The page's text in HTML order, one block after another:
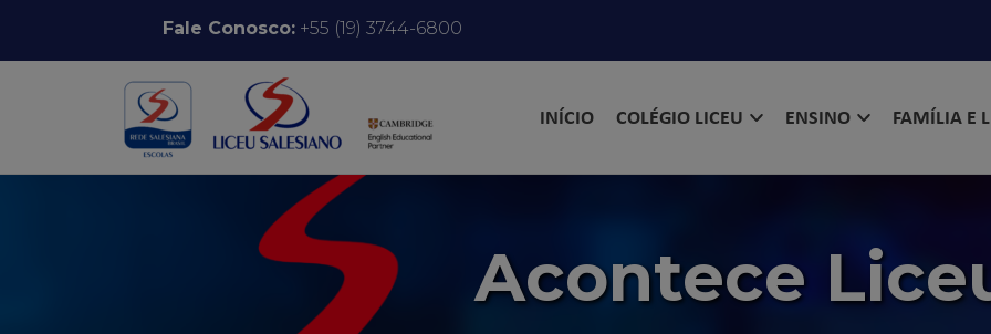
Pular para o conteúdoFale Conosco:+55 (19) 3744-6800
INÍCIO COLÉGIO LICEU ENSINO FAMÍLIA E
Acontece